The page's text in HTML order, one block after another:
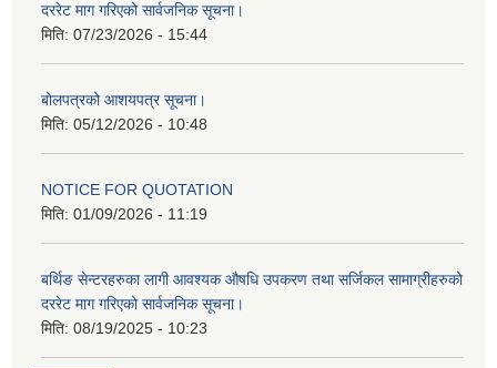
दररेट माग गरिएको सार्वजनिक सूचना।
मिति: 07/23/2026 - 15:44
बोलपत्रको आशयपत्र सूचना।
मिति: 05/12/2026 - 10:48
NOTICE FOR QUOTATION
मिति: 01/09/2026 - 11:19
बर्थिङ सेन्टरहरुका लागी आवश्यक औषधि उपकरण तथा सर्जिकल सामाग्रीहरुको
दररेट माग गरिएको सार्वजनिक सूचना।
मिति: 08/19/2025 - 10:23